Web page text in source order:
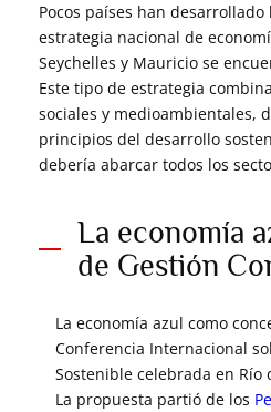
Pocos países han
estrategia nacional de
Seychelles y Mauricio se
Este tipo de estrategia
sociales y medioambientales,
principios del desarrollo
debería abarcar todos los
La economía
de Gestión
La economía azul como
Conferencia Internacional
Sostenible celebrada en Río
La propuesta partió de los